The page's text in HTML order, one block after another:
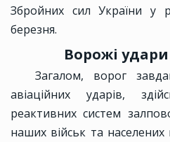
Збройних сил України у
березня.
Ворожі удари
Загалом, ворог
авіаційних ударів,
реактивних систем
наших військ та населених